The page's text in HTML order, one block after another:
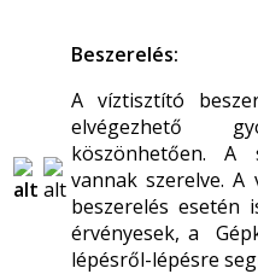
Beszerelés:
A víztisztító
elvégezhető
köszönhetően. A
vannak szerelve.
beszerelés
érvényesek, a
lépésről-lépésre